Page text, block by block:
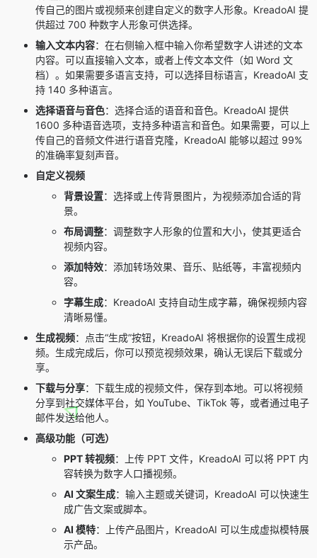
传自己的图片或视频来创建自定义的数字人形象。KreadoAI 提
供超过 700 种数字人形象可供选择。
输入文本内容：在右侧输入框中输入你希望数字人讲述的文本
内容。可以直接输入文本，或者上传文本文件（如 Word 文
档）。如果需要多语言支持，可以选择目标语言，KreadoAI 支
持 140 多种语言。
选择语音与音色：选择合适的语音和音色。KreadoAI 提供
1600 多种语音选项，支持多种语言和音色。如果需要，可以上
传自己的音频文件进行语音克隆，KreadoAI 能够以超过 99%
的准确率复刻声音。
自定义视频
背景设置：选择或上传背景图片，为视频添加合适的背
景。
布局调整：调整数字人形象的位置和大小，使其更适合
视频内容。
添加特效：添加转场效果、音乐、贴纸等，丰富视频内
容。
字幕生成：KreadoAI 支持自动生成字幕，确保视频内容
清晰易懂。
生成视频：点击“生成”按钮，KreadoAI 将根据你的设置生成视
频。生成完成后，你可以预览视频效果，确认无误后下载或分
享。
下载与分享：下载生成的视频文件，保存到本地。可以将视频
分享到社交媒体平台，如 YouTube、TikTok 等，或者通过电子
邮件发送给他人。
高级功能（可选）
PPT 转视频：上传 PPT 文件，KreadoAI 可以将 PPT 内
容转换为数字人口播视频。
AI 文案生成：输入主题或关键词，KreadoAI 可以快速生
成广告文案或脚本。
AI 模特：上传产品图片，KreadoAI 可以生成虚拟模特展
示产品。